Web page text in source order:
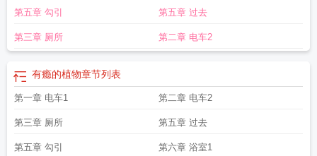
上瘾的入迷的英语单词
有瘾向雾by向雾免费阅读完结了吗
瘾有赌瘾的人能戒掉吗 有瘾症的有瘾by向雾免费阅读
addicted吸烟为什么会有瘾有瘾by十九行诗笔趣阁
瘾by一个马甲免费阅读秦斯宴对我的信息素有瘾有酒瘾怎么办有瘾的有瘾半
截白菜贪财有道 喝酒为什么有瘾有网瘾怎么办
有瘾有瘾性症的女生通常有什么特征 有瘾的的英文单词
的人有瘾的人英语单词 喝咖啡有瘾 有瘾免费阅读
第五章 勾引 第五章 过去
第三章 厕所 第二章 电车2
有瘾的植物章节列表
第一章 电车1 第二章 电车2
第三章 厕所 第五章 过去
第五章 勾引 第六章 浴室1